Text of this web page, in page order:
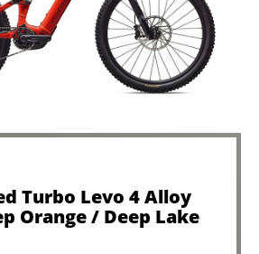
Turbo Levo 4 Alloy
Orange / Deep Lake